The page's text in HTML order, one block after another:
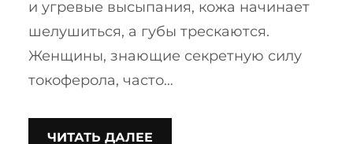
и угревые высыпания, кожа начинает
шелушиться, а губы трескаются.
Женщины, знающие секретную силу
токоферола, часто…
ЧИТАТЬ ДАЛЕЕ